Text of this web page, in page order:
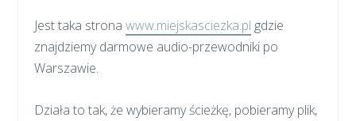
Jest taka stronawww.miejskasciezka.pl gdzie
znajdziemy darmowe audio-przewodniki po
Warszawie.
Działa to tak, że wybieramy ścieżkę, pobieramy plik,